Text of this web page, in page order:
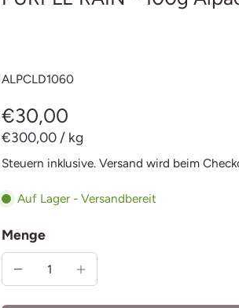
ALPCLD1060
€30,00
€300,00 / kg
Steuern inklusive. Versand wird beim
Auf Lager - Versandbereit
Menge